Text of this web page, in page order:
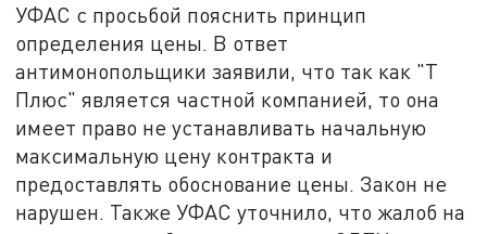
УФАС с просьбой пояснить принцип
определения цены. В ответ
антимонопольщики заявили, что так как "Т
Плюс" является частной компанией, то она
имеет право не устанавливать начальную
максимальную цену контракта и
предоставлять обоснование цены. Закон не
нарушен. Также УФАС уточнило, что жалоб на